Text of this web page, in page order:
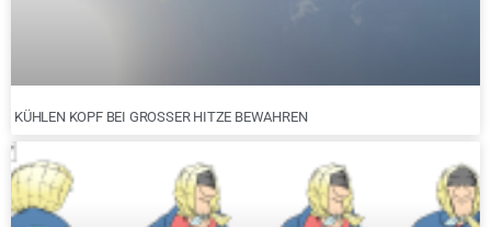
KÜHLEN KOPF BEI GROSSER HITZE BEWAHREN